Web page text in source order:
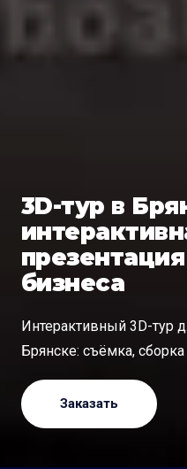
3D-тур в
бизнеса
Интерактивный 3D-тур
Брянске: съёмка,
Заказать